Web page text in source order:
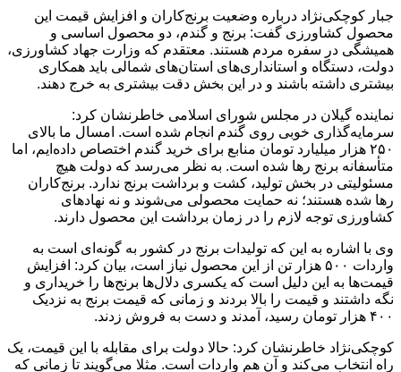
جبار کوچکی‌نژاد درباره وضعیت برنج‌کاران و افزایش قیمت این
محصول کشاورزی گفت: برنج و گندم، دو محصول اساسی و
همیشگی در سفره مردم هستند. معتقدم که وزارت جهاد کشاورزی،
دولت، دستگاه و استانداری‌های استان‌های شمالی باید همکاری
بیشتری داشته باشند و در این بخش دقت بیشتری به خرج دهند.
نماینده گیلان در مجلس شورای اسلامی خاطرنشان کرد:
سرمایه‌گذاری خوبی روی گندم انجام شده است. امسال ما بالای
۲۵۰ هزار میلیارد تومان منابع برای خرید گندم اختصاص داده‌ایم، اما
متأسفانه برنج رها شده است. به نظر می‌رسد که دولت هیچ
مسئولیتی در بخش تولید، کشت و برداشت برنج ندارد. برنج‌کاران
رها شده هستند؛ نه حمایت محصولی می‌شوند و نه نهادهای
کشاورزی توجه لازم را در زمان برداشت این محصول دارند.
وی با اشاره به این که تولیدات برنج در کشور به گونه‌ای است به
واردات ۵۰۰ هزار تن از این محصول نیاز است، بیان کرد: افزایش
قیمت‌ها به این دلیل است که یکسری دلال‌ها برنج‌ها را خریداری و
نگه داشتند و قیمت را بالا بردند و زمانی که قیمت برنج به نزدیک
۴۰۰ هزار تومان رسید، آمدند و دست به فروش زدند.
کوچکی‌نژاد خاطرنشان کرد: حالا دولت برای مقابله با این قیمت، یک
راه انتخاب می‌کند و آن هم واردات است. مثلا می‌گویند تا زمانی که